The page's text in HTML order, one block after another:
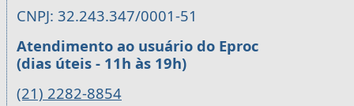
CNPJ: 32.243.347/0001-51
Atendimento ao usuário do Eproc
(dias úteis - 11h às 19h)
(21) 2282-8854